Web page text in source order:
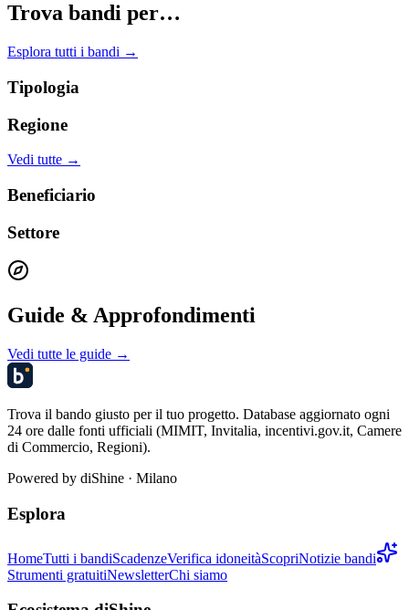
Trova bandi per…
Esplora tutti i bandi →
Tipologia
Regione
Vedi tutte →
Beneficiario
Settore
Guide & Approfondimenti
Vedi tutte le guide →
Trova il bando giusto per il tuo progetto. Database aggiornato ogni
24 ore dalle fonti ufficiali (MIMIT, Invitalia, incentivi.gov.it, Camere
di Commercio, Regioni).
Powered by diShine · Milano
Esplora
HomeTutti i bandiScadenzeVerifica idoneitàScopriNotizie bandi
Strumenti gratuitiNewsletterChi siamo